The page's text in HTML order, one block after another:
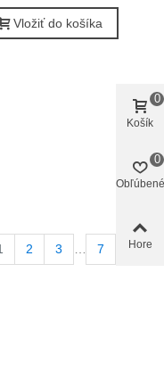
Vložiť do košíka
2 3 7
Košík
0
Obľúbené
0
Hore